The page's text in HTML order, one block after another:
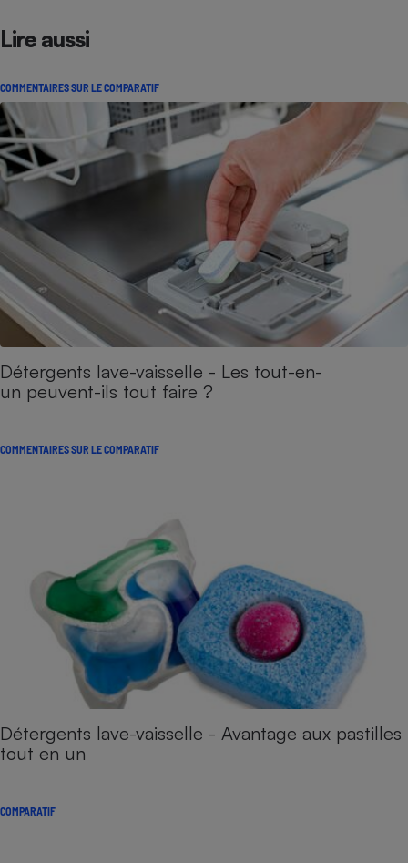
Lire aussi
COMMENTAIRES SUR LE COMPARATIF
Détergents lave-vaisselle - Les tout-en-
un peuvent-ils tout faire ?
COMMENTAIRES SUR LE COMPARATIF
Détergents lave-vaisselle - Avantage aux pastilles
tout en un
COMPARATIF